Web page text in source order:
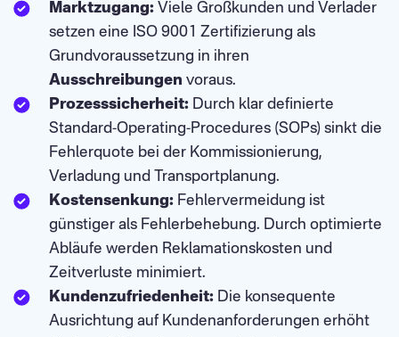
Marktzugang: Viele Großkunden und Verlader
setzen eine ISO 9001 Zertifizierung als
Grundvoraussetzung in ihren
Ausschreibungen voraus.
Prozesssicherheit: Durch klar definierte
Standard-Operating-Procedures (SOPs) sinkt die
Fehlerquote bei der Kommissionierung,
Verladung und Transportplanung.
Kostensenkung: Fehlervermeidung ist
günstiger als Fehlerbehebung. Durch optimierte
Abläufe werden Reklamationskosten und
Zeitverluste minimiert.
Kundenzufriedenheit: Die konsequente
Ausrichtung auf Kundenanforderungen erhöht